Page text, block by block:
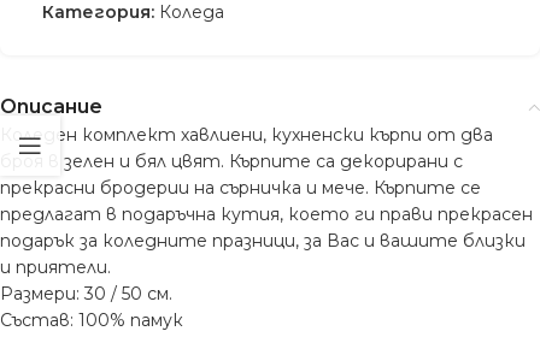
Категория: Коледа
Описание
Коледен комплект хавлиени, кухненски кърпи от два
броя в зелен и бял цвят. Кърпите са декорирани с
прекрасни бродерии на сърничка и мече. Кърпите се
предлагат в подаръчна кутия, което ги прави прекрасен
подарък за коледните празници, за Вас и вашите близки
и приятели.
Размери: 30 / 50 см.
Състав: 100% памук